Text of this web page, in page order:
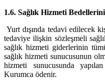
1.6. Sağlık Hizmeti
Yurt dışında tedavi edilecek
tedaviye ilişkin sözleşmeli
sağlık hizmeti giderlerinin
sağlık hizmeti sunucusunun
hizmeti sunucusunda
Kurumca ödenir.